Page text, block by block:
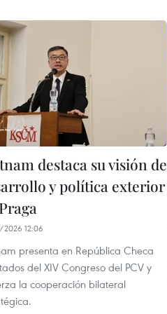
destaca su visión de
y política exterior
12:06
presenta en República Checa
del XIV Congreso del PCV y
la cooperación bilateral